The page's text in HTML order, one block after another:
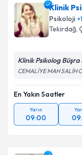
Klinik
Psikoloji
Tekirdağ,
Klinik Psikolog Büşra
CEMALİYE MAH SALİH
En Yakın Saatler
Yarın
09:00